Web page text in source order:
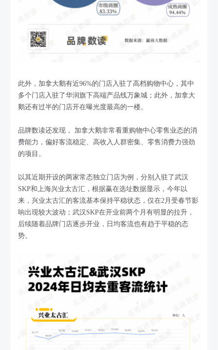
此外，加拿大鹅有近96%的门店入驻了高档购物中心，其中
多个门店入驻了华润旗下高端产品线万象城；此外，加拿大
鹅还有过半的门店开在曝光度最高的一楼。
品牌数读还发现， 加拿大鹅非常看重购物中心零售业态的消
费能力，偏好客流稳定、高收入人群密集、零售消费力强劲
的项目。
以其近期开设的两家常态独立门店为例，分别入驻了武汉
SKP和上海兴业太古汇，根据赢在选址数据显示，今年以
来，兴业太古汇的客流基本保持平稳状态，仅在2月受春节影
响出现较大波动；武汉SKP在开业前两个月有明显的拉升，
后续随着品牌门店逐步开业，日均客流也有趋于平稳的态
势。